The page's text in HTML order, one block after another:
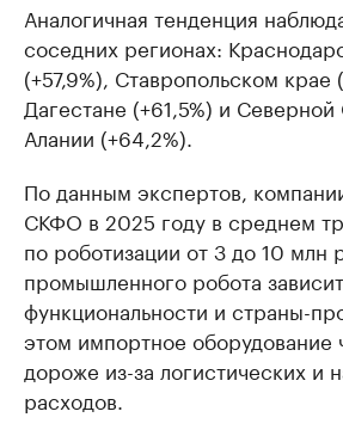
Аналогичная тенденция
соседних регионах:
(+57,9%), Ставропольском крае
Дагестане (+61,5%) и
Алании (+64,2%).
По данным экспертов,
СКФО в 2025 году в среднем
по роботизации от 3 до 10 млн
промышленного робота
функциональности и страны-
этом импортное оборудование
дороже из-за логистических и
расходов.